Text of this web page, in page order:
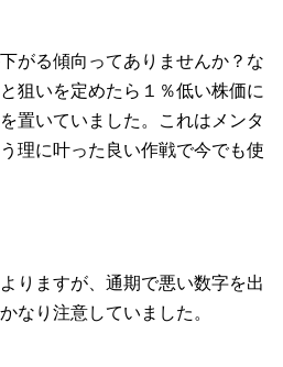
がる傾向ってありませんか？な
狙いを定めたら１％低い株価に
置いていました。これはメンタ
理に叶った良い作戦で今でも使
りますが、通期で悪い数字を出
なり注意していました。